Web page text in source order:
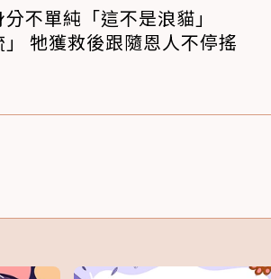
不單純「這不是浪貓」
牠獲救後跟隨恩人不停搖